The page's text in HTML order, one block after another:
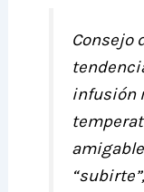
Consejo
infusión